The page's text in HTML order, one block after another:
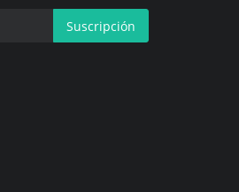
Suscripción